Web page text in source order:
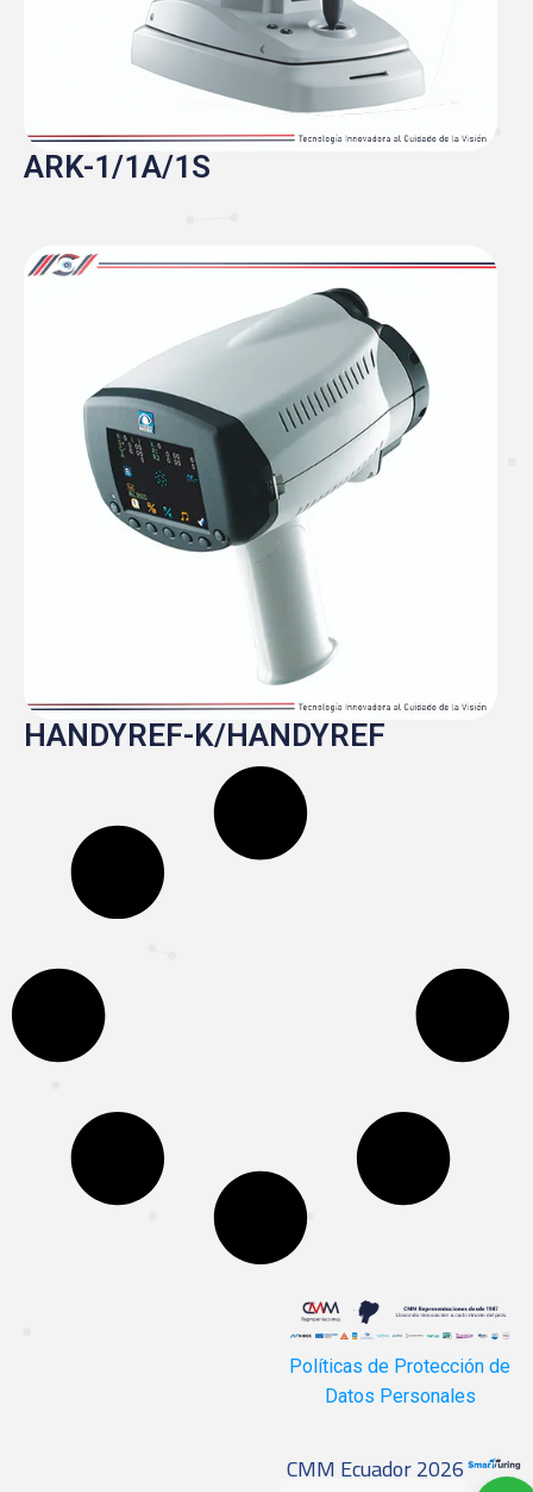
ARK-1/1A/1S
HANDYREF-K/HANDYREF
Políticas de Protección de
Datos Personales
CMM Ecuador 2026